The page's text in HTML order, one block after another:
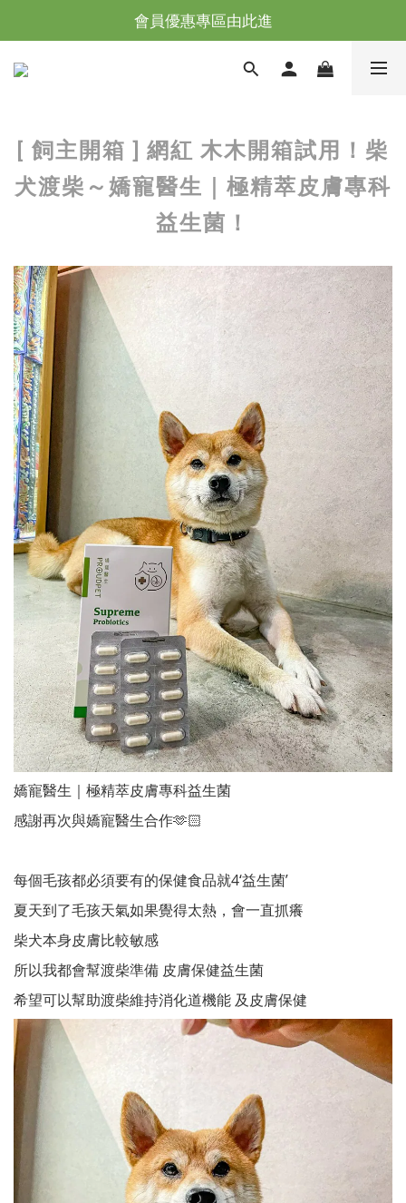
台灣滿NT$全館滿1200免運｜海外滿NT$3000免運
會員優惠專區由此進
台灣滿NT$全館滿1200免運｜海外滿NT$3000免運
[ 飼主開箱 ] 網紅 木木開箱試用！柴
犬渡柴～嬌寵醫生｜極精萃皮膚專科
益生菌！
嬌寵醫生｜極精萃皮膚專科益生菌
感謝再次與嬌寵醫生合作🫶🏻
每個毛孩都必須要有的保健食品就4‘益生菌’
夏天到了毛孩天氣如果覺得太熱，會一直抓癢
柴犬本身皮膚比較敏感
所以我都會幫渡柴準備 皮膚保健益生菌
希望可以幫助渡柴維持消化道機能 及皮膚保健